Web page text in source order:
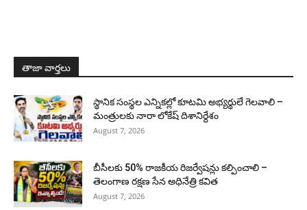
తాజా వార్తలు
స్థానిక సంస్థల ఎన్నికల్లో కూటమి అభ్యర్థులే గెలవాలి –
మంత్రులకు నారా లోకేష్ దిశానిర్దేశం
August 7, 2026
బీసీలకు 50% రాజకీయ రిజర్వేషన్లు కల్పించాలి –
తెలంగాణ రక్షణ సేన అధినేత్రి కవిత
August 7, 2026